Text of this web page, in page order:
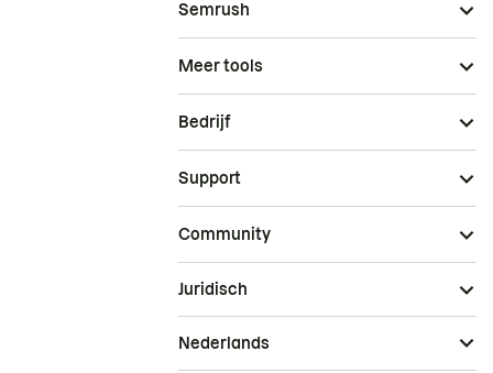
Semrush
Meer tools
Bedrijf
Support
Community
Juridisch
Nederlands